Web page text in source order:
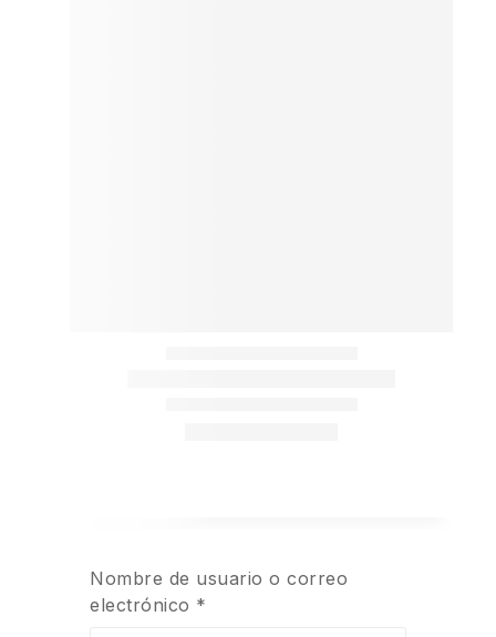
Nombre de usuario o correo
electrónico *